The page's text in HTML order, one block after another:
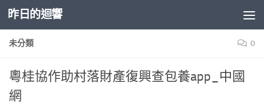
Skip to content
昨日的迴響
未分類 0
粵桂協作助村落財產復興查包養app_中國
網